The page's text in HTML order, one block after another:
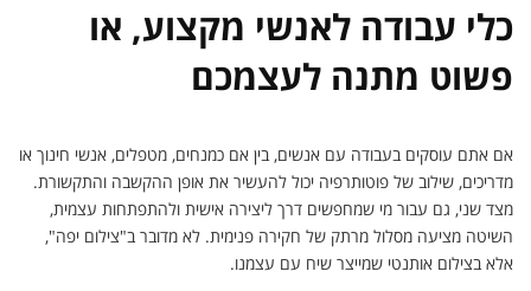
כלי עבודה לאנשי מקצוע, או
פשוט מתנה לעצמכם
אם אתם עוסקים בעבודה עם אנשים, בין אם כמנחים, מטפלים, אנשי חינוך או
מדריכים, שילוב של פוטותרפיה יכול להעשיר את אופן ההקשבה והתקשורת.
מצד שני, גם עבור מי שמחפשים דרך ליצירה אישית ולהתפתחות עצמית,
השיטה מציעה מסלול מרתק של חקירה פנימית. לא מדובר ב"צילום יפה",
אלא בצילום אותנטי שמייצר שיח עם עצמנו.